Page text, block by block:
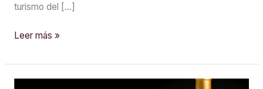
turismo del […]
Premios
HyT
Malaga
Leer más »